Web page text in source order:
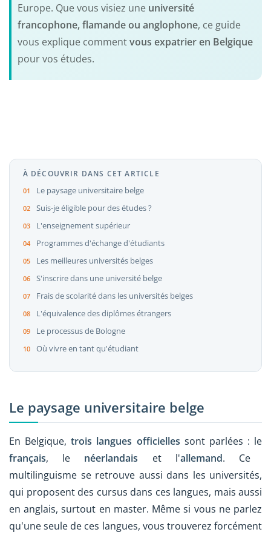
Europe. Que vous visiez une université
francophone, flamande ou anglophone, ce guide
vous explique commentvous expatrier en Belgique
pour vos études.
À DÉCOUVRIR DANS CET ARTICLE
Le paysage universitaire belge
Suis-je éligible pour des études ?
L'enseignement supérieur
Programmes d'échange d'étudiants
Les meilleures universités belges
S'inscrire dans une université belge
Frais de scolarité dans les universités belges
L'équivalence des diplômes étrangers
Le processus de Bologne
Où vivre en tant qu'étudiant
Le paysage universitaire belge
En Belgique,trois langues officielles sont parlées : le
français, le néerlandais et l'allemand. Ce
multilinguisme se retrouve aussi dans les universités,
qui proposent des cursus dans ces langues, mais aussi
en anglais, surtout en master. Même si vous ne parlez
qu'une seule de ces langues, vous trouverez forcément